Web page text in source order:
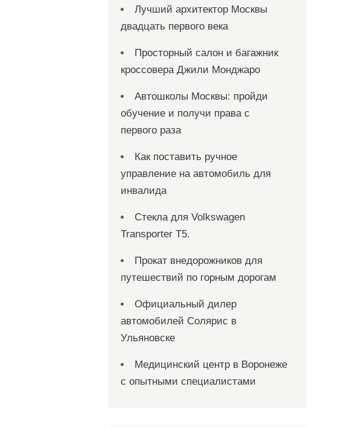
Лучший архитектор Москвы
двадцать первого века
Просторный салон и багажник
кроссовера Джили Монджаро
Автошколы Москвы: пройди
обучение и получи права с
первого раза
Как поставить ручное
управление на автомобиль для
инвалида
Стекла для Volkswagen
Transporter T5.
Прокат внедорожников для
путешествий по горным дорогам
Официальный дилер
автомобилей Солярис в
Ульяновске
Медицинский центр в Воронеже
с опытными специалистами